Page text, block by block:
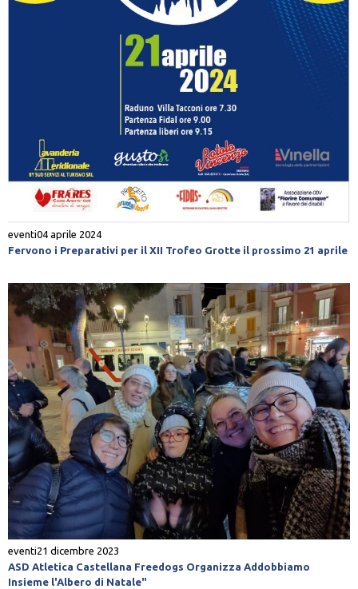
eventi04 aprile 2024
Fervono i Preparativi per il XII Trofeo Grotte il prossimo 21 aprile
eventi21 dicembre 2023
ASD Atletica Castellana Freedogs Organizza Addobbiamo
Insieme l'Albero di Natale"